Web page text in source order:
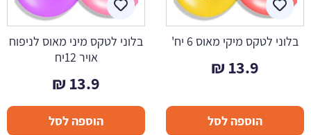
בלוני לטקס מיקי מאוס 6 יח'
13.9
₪
הוספה לסל
בלוני לטקס מיני מאוס לניפוח
אויר 12יח
13.9
₪
הוספה לסל